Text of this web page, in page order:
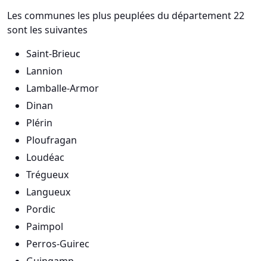
Les communes les plus peuplées du département 22
sont les suivantes
Saint-Brieuc
Lannion
Lamballe-Armor
Dinan
Plérin
Ploufragan
Loudéac
Trégueux
Langueux
Pordic
Paimpol
Perros-Guirec